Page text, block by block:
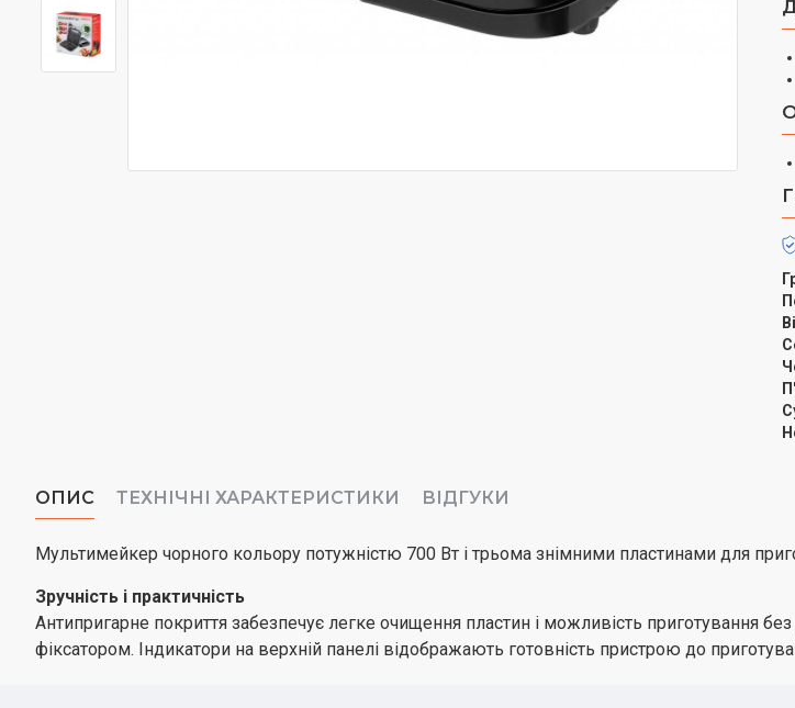
ОПИС ТЕХНІЧНІ ХАРАКТЕРИСТИКИ ВІДГУКИ
Мультимейкер чорного кольору потужністю 700 Вт і трьома знімними пластинами для
Зручність і практичність
Антипригарне покриття забезпечує легке очищення пластин і можливість приготування
фіксатором. Індикатори на верхній панелі відображають готовність пристрою до